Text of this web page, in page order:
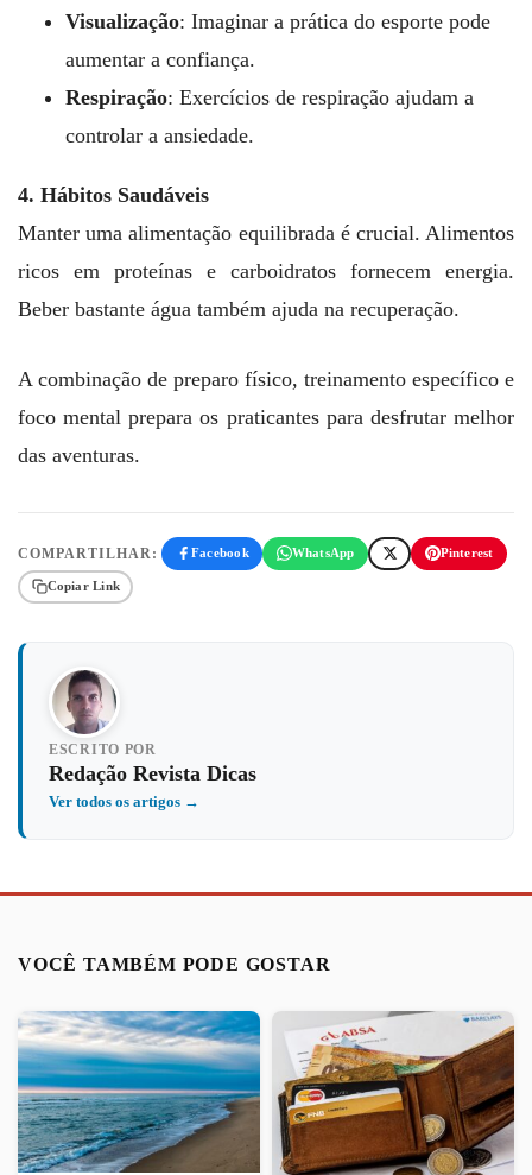
Visualização: Imaginar a prática do esporte pode
aumentar a confiança.
Respiração: Exercícios de respiração ajudam a
controlar a ansiedade.
4. Hábitos Saudáveis
Manter uma alimentação equilibrada é crucial. Alimentos
ricos em proteínas e carboidratos fornecem energia.
Beber bastante água também ajuda na recuperação.
A combinação de preparo físico, treinamento específico e
foco mental prepara os praticantes para desfrutar melhor
das aventuras.
COMPARTILHAR: Facebook WhatsApp Pinterest
Copiar Link
ESCRITO POR
Redação Revista Dicas
Ver todos os artigos →
VOCÊ TAMBÉM PODE GOSTAR